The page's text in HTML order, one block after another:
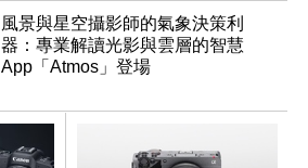
風景與星空攝影師的氣象決策利
器：專業解讀光影與雲層的智慧
App「Atmos」登場